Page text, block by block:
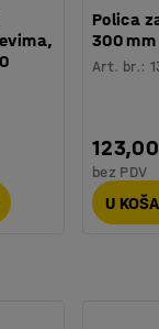
Noge podižu
ispod
gdje je važna
za sigurno
Polica
300 mm
Art. br.:
bez PDV
U